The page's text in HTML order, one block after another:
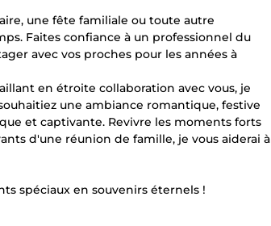
une fête familiale ou toute autre
Faites confiance à un professionnel du
avec vos proches pour les années à
en étroite collaboration avec vous, je
une ambiance romantique, festive
et captivante. Revivre les moments forts
d'une réunion de famille, je vous aiderai à
spéciaux en souvenirs éternels !